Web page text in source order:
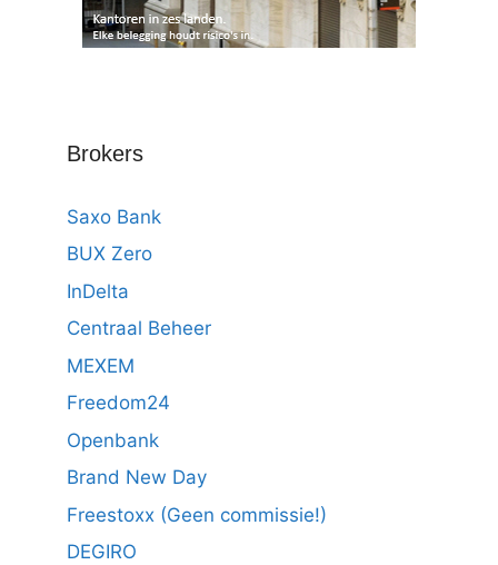
Brokers
Saxo Bank
BUX Zero
InDelta
Centraal Beheer
MEXEM
Freedom24
Openbank
Brand New Day
Freestoxx (Geen commissie!)
DEGIRO